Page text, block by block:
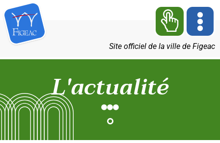
Site officiel de la ville de Figeac
L'actualité